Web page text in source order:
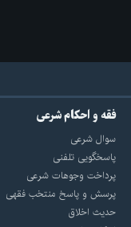
فقه و احکام شرعی
سوال شرعی
پاسخگویی تلفنی
پرداخت وجوهات شرعی
پرسش و پاسخ منتخب فقهی
حدیث اخلاق